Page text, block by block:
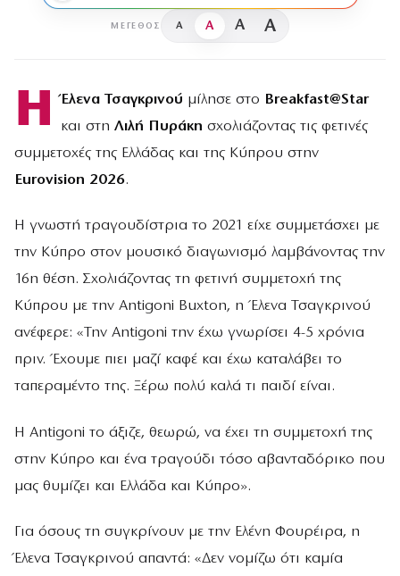
ΜΈΓΕΘΟΣ A A A A
Η Έλενα Τσαγκρινού μίλησε στο Breakfast@Star
και στη Λιλή Πυράκη σχολιάζοντας τις φετινές
συμμετοχές της Ελλάδας και της Κύπρου στην
Eurovision 2026.
Η γνωστή τραγουδίστρια το 2021 είχε συμμετάσχει με
την Κύπρο στον μουσικό διαγωνισμό λαμβάνοντας την
16η θέση. Σχολιάζοντας τη φετινή συμμετοχή της
Κύπρου με την Antigoni Buxton, η Έλενα Τσαγκρινού
ανέφερε: «Την Antigoni την έχω γνωρίσει 4-5 χρόνια
πριν. Έχουμε πιει μαζί καφέ και έχω καταλάβει το
ταπεραμέντο της. Ξέρω πολύ καλά τι παιδί είναι.
Η Antigoni το άξιζε, θεωρώ, να έχει τη συμμετοχή της
στην Κύπρο και ένα τραγούδι τόσο αβανταδόρικο που
μας θυμίζει και Ελλάδα και Κύπρο».
Για όσους τη συγκρίνουν με την Ελένη Φουρέιρα, η
Έλενα Τσαγκρινού απαντά: «Δεν νομίζω ότι καμία